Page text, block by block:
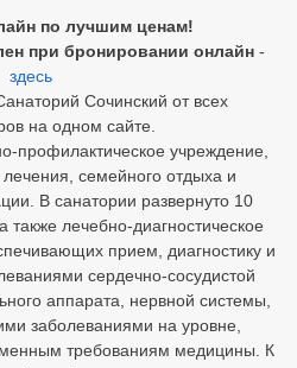
по лучшим ценам!
при бронировании онлайн -
здесь
Сочинский от всех
на одном сайте.
профилактическое учреждение,
семейного отдыха и
В санатории развернуто 10
также лечебно-диагностическое
прием, диагностику и
сердечно-сосудистой
аппарата, нервной системы,
заболеваниями на уровне,
требованиям медицины. К